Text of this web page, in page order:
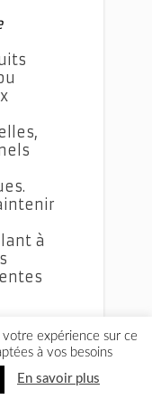
à
leursexpérience sur ce
à vos besoins
En savoir plus